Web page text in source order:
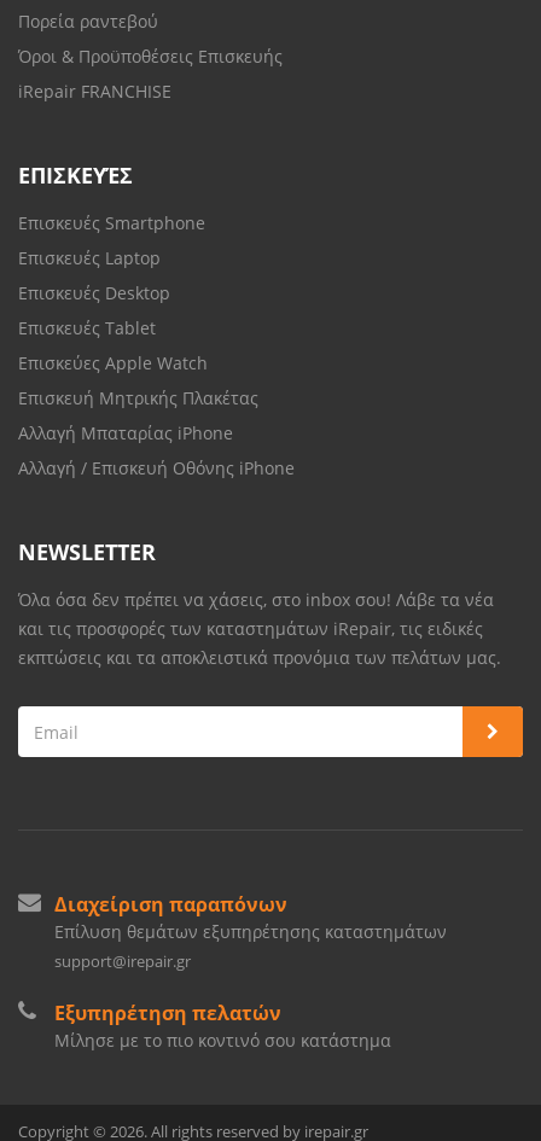
Πορεία ραντεβού
Όροι & Προϋποθέσεις Επισκευής
iRepair FRANCHISE
ΕΠΙΣΚΕΥΈΣ
Επισκευές Smartphone
Επισκευές Laptop
Επισκευές Desktop
Επισκευές Tablet
Επισκεύες Apple Watch
Επισκευή Μητρικής Πλακέτας
Αλλαγή Μπαταρίας iPhone
Αλλαγή / Επισκευή Οθόνης iPhone
NEWSLETTER
Όλα όσα δεν πρέπει να χάσεις, στο inbox σου! Λάβε τα νέα
και τις προσφορές των καταστημάτων iRepair, τις ειδικές
εκπτώσεις και τα αποκλειστικά προνόμια των πελάτων μας.
Διαχείριση παραπόνων
Επίλυση θεμάτων εξυπηρέτησης καταστημάτων
support@irepair.gr
Εξυπηρέτηση πελατών
Μίλησε με το πιο κοντινό σου κατάστημα
Copyright © 2026. All rights reserved by irepair.gr